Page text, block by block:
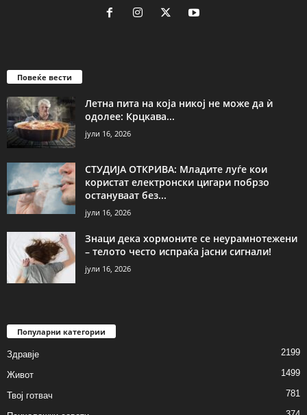
Повеќе вести
Летна пита на која никој не може да ѝ
одолее: Крцкава...
јули 16, 2026
СТУДИЈА ОТКРИВА: Младите луѓе кои
користат електронски цигари побрзо
остануваат без...
јули 16, 2026
Знаци дека хормоните се неурамнотежени
– телото често испраќа јасни сигнали!
јули 16, 2026
Популарни категории
Здравје 2199
Живот 1499
Твој готвач 781